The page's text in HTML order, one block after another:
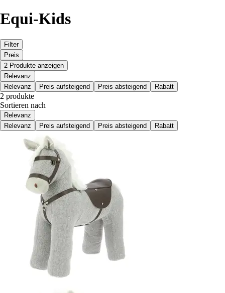
Equi-Kids
Filter
Preis
2 Produkte anzeigen
Relevanz
Relevanz
Preis aufsteigend Preis absteigend Rabatt
2 produkte
Sortieren nach
Relevanz
Relevanz
Preis aufsteigend Preis absteigend Rabatt